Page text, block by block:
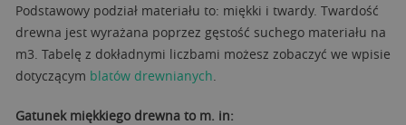
Podstawowy podział materiału to: miękki i twardy. Twardość
drewna jest wyrażana poprzez gęstość suchego materiału na
m3. Tabelę z dokładnymi liczbami możesz zobaczyć we wpisie
dotyczącym blatów drewnianych
Gatunek miękkiego drewna to m. in: